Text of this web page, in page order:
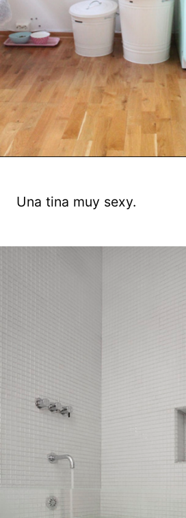
Una tina muy sexy.